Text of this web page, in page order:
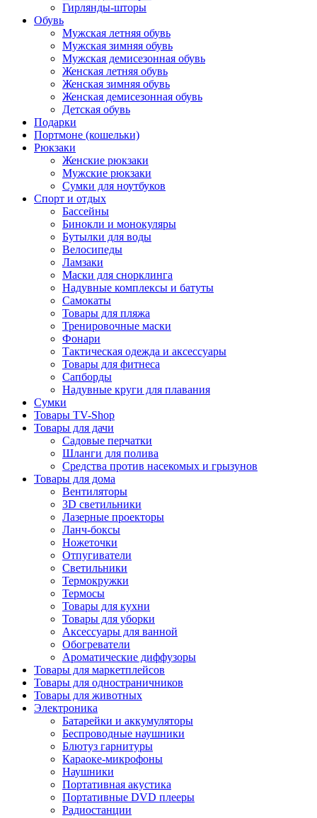
Гирлянды-шторы
Обувь
Мужская летняя обувь
Мужская зимняя обувь
Мужская демисезонная обувь
Женская летняя обувь
Женская зимняя обувь
Женская демисезонная обувь
Детская обувь
Подарки
Портмоне (кошельки)
Рюкзаки
Женские рюкзаки
Мужские рюкзаки
Сумки для ноутбуков
Спорт и отдых
Бассейны
Бинокли и монокуляры
Бутылки для воды
Велосипеды
Ламзаки
Маски для снорклинга
Надувные комплексы и батуты
Самокаты
Товары для пляжа
Тренировочные маски
Фонари
Тактическая одежда и аксессуары
Товары для фитнеса
Сапборды
Надувные круги для плавания
Сумки
Товары TV-Shop
Товары для дачи
Садовые перчатки
Шланги для полива
Средства против насекомых и грызунов
Товары для дома
Вентиляторы
3D светильники
Лазерные проекторы
Ланч-боксы
Ножеточки
Отпугиватели
Светильники
Термокружки
Термосы
Товары для кухни
Товары для уборки
Аксессуары для ванной
Обогреватели
Ароматические диффузоры
Товары для маркетплейсов
Товары для одностраничников
Товары для животных
Электроника
Батарейки и аккумуляторы
Беспроводные наушники
Блютуз гарнитуры
Караоке-микрофоны
Наушники
Портативная акустика
Портативные DVD плееры
Радиостанции